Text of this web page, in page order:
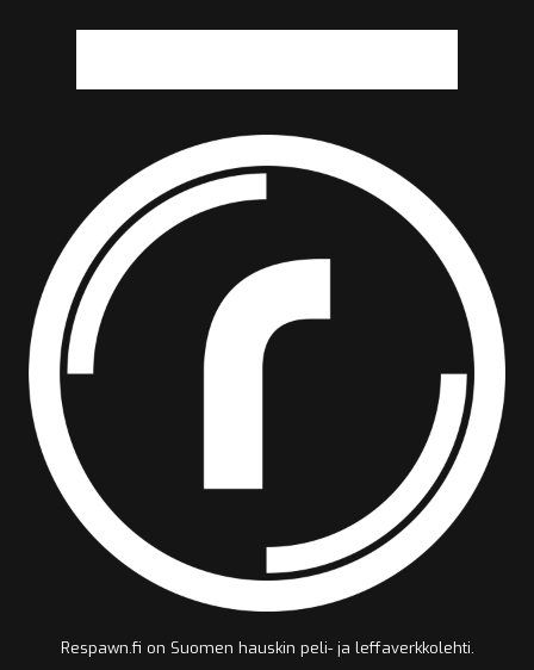
Respawn.fi on Suomen hauskin peli- ja leffaverkkolehti.